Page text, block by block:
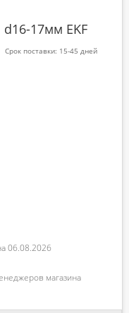
d16-17мм EKF
Срок поставки: 15-45 дней
06.08.2026
магазина